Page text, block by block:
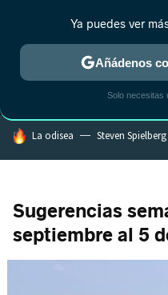
MENÚ
ESTRENOS
HOY SE HABLA DE
La odisea Steven Spielberg
Sugerencias
septiembre al 5
Ya puedes ver
Añádenos
Solo necesitas